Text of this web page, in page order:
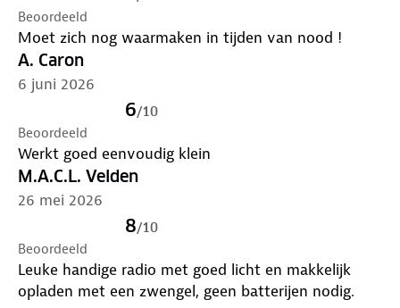
Specificaties:
Model: 2000mAh multifunctionele noodradio
Ingebouwde Powerbank: 2000mAh
Extra voeding: 3× AAA-batterijen (meegeleverd)
Oplaadmogelijkheden: Zonnepaneel, Handslinger,
USB, Batterijen
Frequentiebereik: FM 87-108 MHz, AM 520-1710 kHz,
WB 162.400-162.550 kHz
LED Zaklamp: 2W + leeslamp
SOS-functie: Alarmgeluid en knipperend noodsignaal
Afmetingen: 158 × 81 × 63 mm
Gewicht: 360 g
Beoordeeld
Moet zich nog waarmaken in tijden van nood !
A. Caron
6 juni 2026
6/10
Beoordeeld
Werkt goed eenvoudig klein
M.A.C.L. Velden
26 mei 2026
8/10
Beoordeeld
Leuke handige radio met goed licht en makkelijk
opladen met een zwengel, geen batterijen nodig.